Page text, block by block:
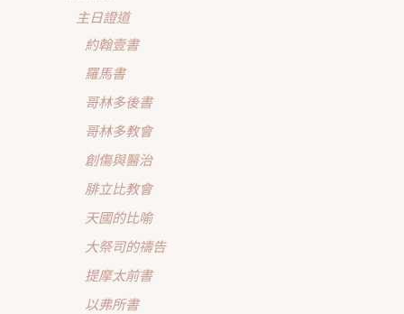
主日證道
約翰壹書
羅馬書
哥林多後書
哥林多教會
創傷與醫治
腓立比教會
天國的比喻
大祭司的禱告
提摩太前書
以弗所書